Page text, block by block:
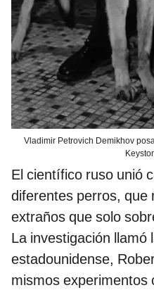
Vladimir Petrovich Demikhov
El científico ruso unió
diferentes perros, que
extraños que solo
La investigación llamó
estadounidense,
mismos experimentos